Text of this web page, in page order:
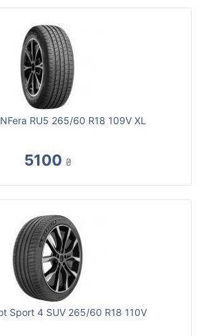
RU5 265/60 R18 109V XL
5100 ₴
Sport 4 SUV 265/60 R18 110V